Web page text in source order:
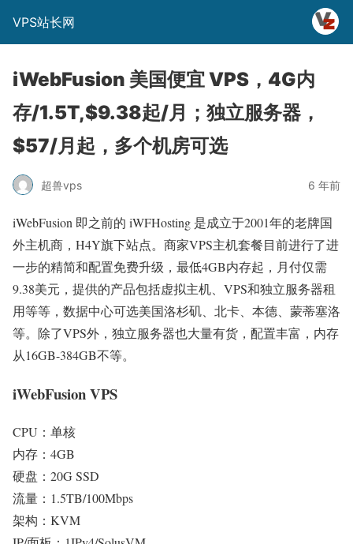
VPS站长网
iWebFusion 美国便宜 VPS，4G内
存/1.5T,$9.38起/月；独立服务器，
$57/月起，多个机房可选
超兽vps 6 年前
iWebFusion 即之前的 iWFHosting 是成立于2001年的老牌国
外主机商，H4Y旗下站点。商家VPS主机套餐目前进行了进
一步的精简和配置免费升级，最低4GB内存起，月付仅需
9.38美元，提供的产品包括虚拟主机、VPS和独立服务器租
用等等，数据中心可选美国洛杉矶、北卡、本德、蒙蒂塞洛
等。除了VPS外，独立服务器也大量有货，配置丰富，内存
从16GB-384GB不等。
iWebFusion VPS
CPU：单核
内存：4GB
硬盘：20G SSD
流量：1.5TB/100Mbps
架构：KVM